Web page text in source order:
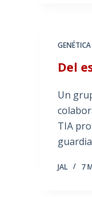
Del
Un
TIA
JAL 7